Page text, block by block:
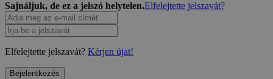
Sajnáljuk, de ez a jelszó helytelen.Elfelejtette jelszavát?
Elfelejtette jelszavát? Kérjen újat!
Bejelentkezés